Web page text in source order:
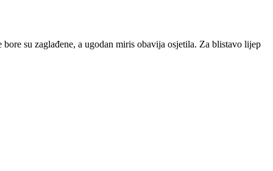
su zaglađene, a ugodan miris obavija osjetila. Za blistavo lijep